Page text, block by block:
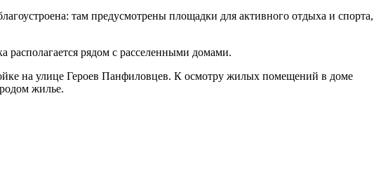
там предусмотрены площадки для активного отдыха и спорта,
рядом с расселенными домами.
на улице Героев Панфиловцев. К осмотру жилых помещений в доме
жилье.